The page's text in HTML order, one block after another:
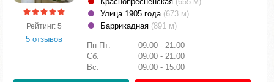
Рейтинг: 5
5 отзывов
Улица 1905 года (673 м)
Баррикадная (891 м)
Пн-Пт:
09:00 - 21:00
Сб:
09:00 - 21:00
Вс:
09:00 - 15:00